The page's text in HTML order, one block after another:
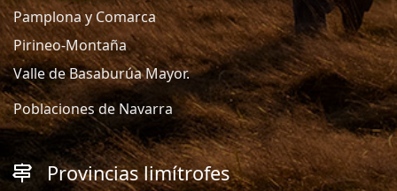
Pamplona y Comarca
Pirineo-Montaña
Valle de Basaburúa Mayor.
Poblaciones de Navarra
Provincias limítrofes